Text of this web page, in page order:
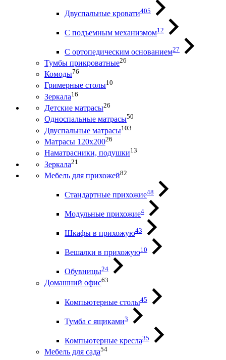
Двуспальные кровати405
С подъемным механизмом12
С ортопедическим основанием27
Тумбы прикроватные26
Комоды76
Гримерные столы10
Зеркала16
Детские матрасы26
Односпальные матрасы50
Двуспальные матрасы103
Матрасы 120х20026
Наматрасники, подушки13
Зеркала21
Мебель для прихожей82
Стандартные прихожие48
Модульные прихожие4
Шкафы в прихожую43
Вешалки в прихожую10
Обувницы24
Домашний офис63
Компьютерные столы45
Тумба с ящиками3
Компьютерные кресла35
Мебель для сада54